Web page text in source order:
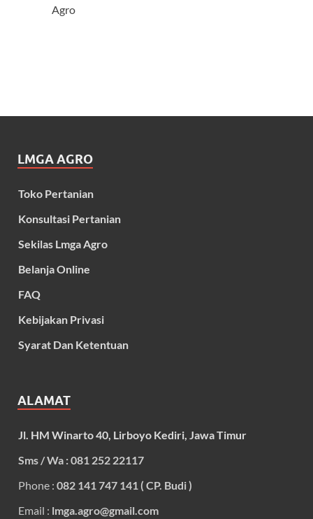
Agro
LMGA AGRO
Toko Pertanian
Konsultasi Pertanian
Sekilas Lmga Agro
Belanja Online
FAQ
Kebijakan Privasi
Syarat Dan Ketentuan
ALAMAT
Jl. HM Winarto 40, Lirboyo Kediri, Jawa Timur
Sms / Wa : 081 252 22117
Phone : 082 141 747 141 ( CP. Budi )
Email : lmga.agro@gmail.com